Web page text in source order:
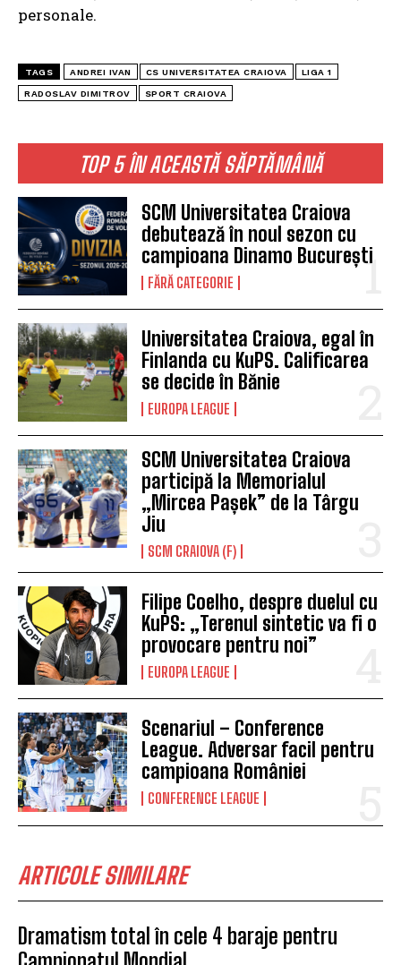
TOP 5 ÎN ACEASTĂ SĂPTĂMÂNĂ
SCM Universitatea Craiova
debutează în noul sezon cu
campioana Dinamo București
FĂRĂ CATEGORIE
Universitatea Craiova, egal în
Finlanda cu KuPS. Calificarea
se decide în Bănie
EUROPA LEAGUE
SCM Universitatea Craiova
participă la Memorialul
„Mircea Pașek” de la Târgu
Jiu
SCM CRAIOVA (F)
Filipe Coelho, despre duelul cu
KuPS: „Terenul sintetic va fi o
provocare pentru noi”
EUROPA LEAGUE
Scenariul – Conference
League. Adversar facil pentru
campioana României
CONFERENCE LEAGUE
ARTICOLE SIMILARE
Dramatism total în cele 4 baraje pentru
personale.
TAGS ANDREI IVAN CS UNIVERSITATEA CRAIOVA LIGA 1
RADOSLAV DIMITROV SPORT CRAIOVA